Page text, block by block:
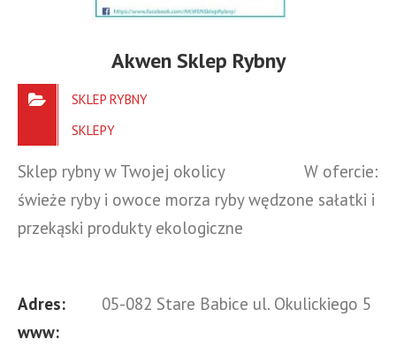
Akwen Sklep Rybny
SKLEP RYBNY
SKLEPY
Sklep rybny w Twojej okolicy W ofercie:
świeże ryby i owoce morza ryby wędzone sałatki i
przekąski produkty ekologiczne
Adres:
05-082 Stare Babice ul. Okulickiego 5
www: